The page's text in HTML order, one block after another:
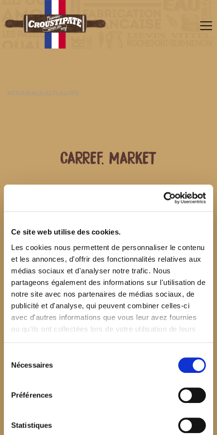
Ce site web utilise des cookies.
Les cookies nous permettent de personnaliser le contenu
et les annonces, d'offrir des fonctionnalités relatives aux
médias sociaux et d'analyser notre trafic. Nous
partageons également des informations sur l'utilisation de
notre site avec nos partenaires de médias sociaux, de
publicité et d'analyse, qui peuvent combiner celles-ci
avec d'autres informations que vous leur avez fournies
ou qu'ils ont collectées lors de votre utilisation de leurs
Nécessaires
Préférences
Statistiques
RETOUR AUX ACTUALITÉS
CARREF. MARKET